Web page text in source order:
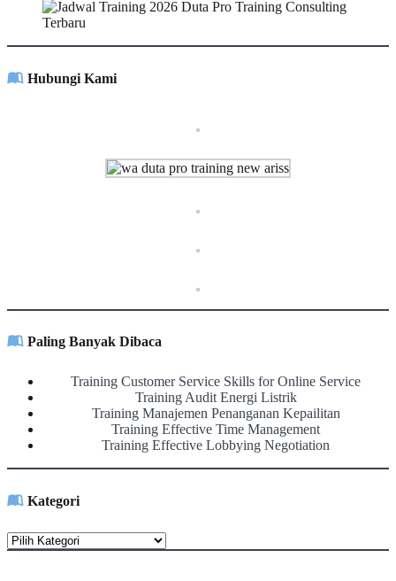
Hubungi Kami
Paling Banyak Dibaca
Training Customer Service Skills for Online Service
Training Audit Energi Listrik
Training Manajemen Penanganan Kepailitan
Training Effective Time Management
Training Effective Lobbying Negotiation
Kategori
Kategori